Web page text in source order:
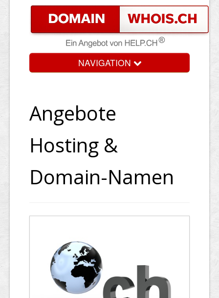
NAVIGATION
Angebote
Hosting &
Domain-Namen